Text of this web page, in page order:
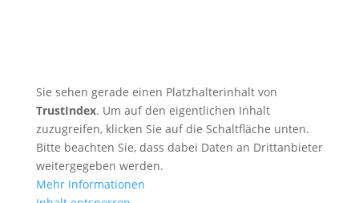
Sie sehen gerade einen Platzhalterinhalt von
TrustIndex. Um auf den eigentlichen Inhalt
zuzugreifen, klicken Sie auf die Schaltfläche unten.
Bitte beachten Sie, dass dabei Daten an Drittanbieter
weitergegeben werden.
Mehr Informationen